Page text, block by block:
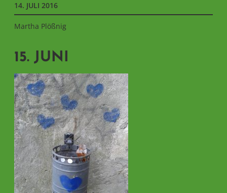
14. JULI 2016
Martha Plößnig
15. JUNI